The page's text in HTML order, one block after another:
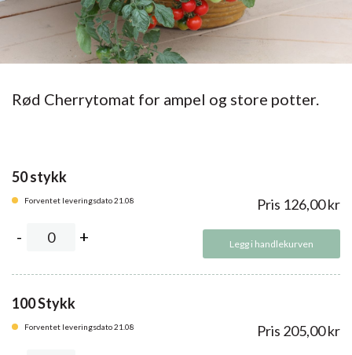
Rød Cherrytomat for ampel og store potter.
50 stykk
Forventet leveringsdato 21.08 Pris 126,00kr
Legg i handlekurven
100 Stykk
Forventet leveringsdato 21.08 Pris 205,00kr